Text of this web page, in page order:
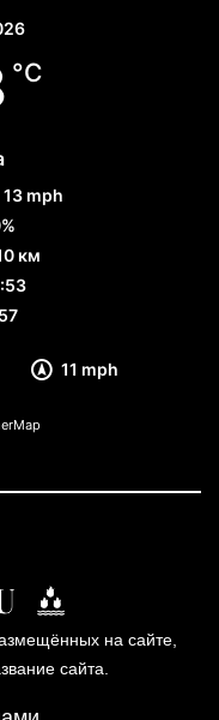
°C
11 mph
13 mph
км
на сайте,
сайта.